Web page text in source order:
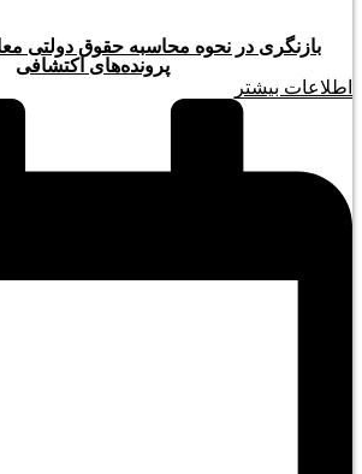
بازنگری در نحوه محاسبه حقوق دولتی
پرونده‌های اکتشافی
اطلاعات بیشتر